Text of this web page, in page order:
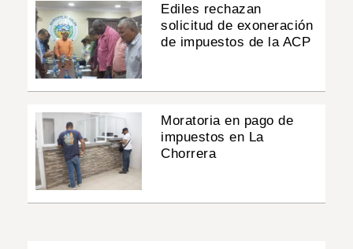
Ediles rechazan
solicitud de exoneración
de impuestos de la ACP
Moratoria en pago de
impuestos en La
Chorrera